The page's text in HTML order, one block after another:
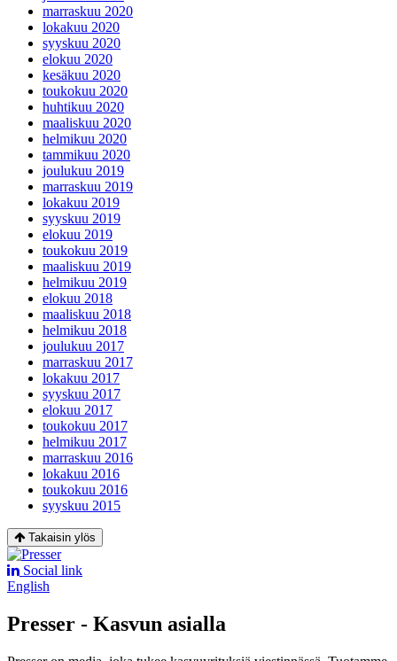
marraskuu 2020
lokakuu 2020
syyskuu 2020
elokuu 2020
kesäkuu 2020
toukokuu 2020
huhtikuu 2020
maaliskuu 2020
helmikuu 2020
tammikuu 2020
joulukuu 2019
marraskuu 2019
lokakuu 2019
syyskuu 2019
elokuu 2019
toukokuu 2019
maaliskuu 2019
helmikuu 2019
elokuu 2018
maaliskuu 2018
helmikuu 2018
joulukuu 2017
marraskuu 2017
lokakuu 2017
syyskuu 2017
elokuu 2017
toukokuu 2017
helmikuu 2017
marraskuu 2016
lokakuu 2016
toukokuu 2016
syyskuu 2015
Takaisin ylös
Social link
English
Presser - Kasvun asialla